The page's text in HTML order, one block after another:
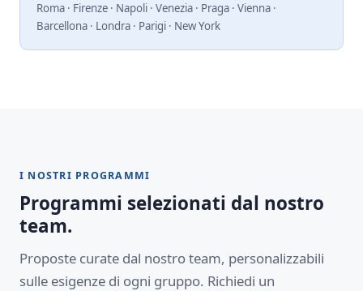
Roma · Firenze · Napoli · Venezia · Praga · Vienna ·
Barcellona · Londra · Parigi · New York
I NOSTRI PROGRAMMI
Programmi selezionati dal nostro
team.
Proposte curate dal nostro team, personalizzabili
sulle esigenze di ogni gruppo. Richiedi un